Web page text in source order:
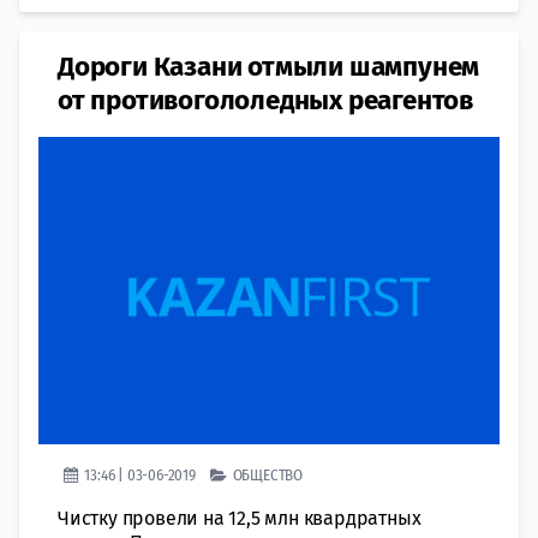
Дороги Казани отмыли шампунем
от противогололедных реагентов
13:46 | 03-06-2019 ОБЩЕСТВО
Чистку провели на 12,5 млн квардратных